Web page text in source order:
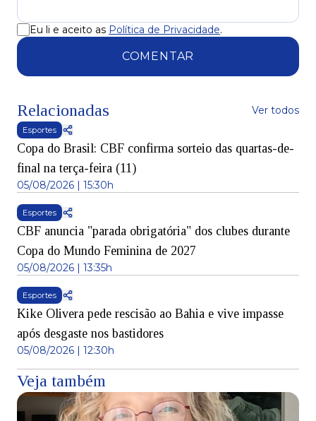
Eu li e aceito as Política de Privacidade.
COMENTAR
Relacionadas Ver todos
Esportes
Copa do Brasil: CBF confirma sorteio das quartas-de-
final na terça-feira (11)
05/08/2026 | 15:30h
Esportes
CBF anuncia "parada obrigatória" dos clubes durante
Copa do Mundo Feminina de 2027
05/08/2026 | 13:35h
Esportes
Kike Olivera pede rescisão ao Bahia e vive impasse
após desgaste nos bastidores
05/08/2026 | 12:30h
Veja também